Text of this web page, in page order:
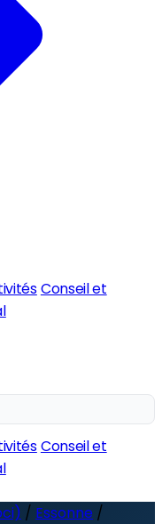
Conseil et
Conseil et
/ Essonne /